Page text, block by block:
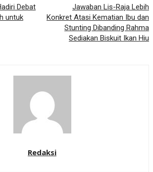
Debat
untuk
Jawaban Lis-Raja Lebih
Konkret Atasi Kematian Ibu dan
Stunting Dibanding Rahma
Sediakan Biskuit Ikan Hiu
Redaksi